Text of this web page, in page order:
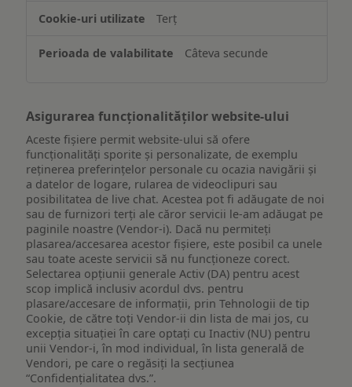
pe
dispozitiv
Terț
Câteva secunde
Asigurarea funcționalităților website-ului
Aceste fișiere permit website-ului să ofere
funcționalități sporite și personalizate, de exemplu
reţinerea preferinţelor personale cu ocazia navigării și
a datelor de logare, rularea de videoclipuri sau
posibilitatea de live chat. Acestea pot fi adăugate de noi
sau de furnizori terți ale căror servicii le-am adăugat pe
paginile noastre (Vendor-i). Dacă nu permiteți
plasarea/accesarea acestor fișiere, este posibil ca unele
sau toate aceste servicii să nu funcționeze corect.
Selectarea opțiunii generale Activ (DA) pentru acest
scop implică inclusiv acordul dvs. pentru
plasare/accesare de informații, prin Tehnologii de tip
Cookie, de către toți Vendor-ii din lista de mai jos, cu
excepția situației în care optați cu Inactiv (NU) pentru
unii Vendor-i, în mod individual, în lista generală de
Vendori, pe care o regăsiți la secțiunea
“Confidențialitatea dvs.”.